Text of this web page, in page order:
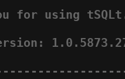
for using